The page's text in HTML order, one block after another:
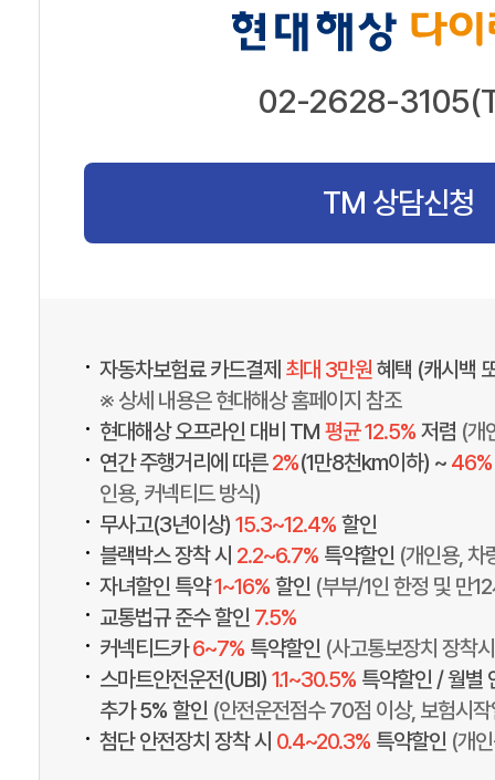
02-2628-
TM 상담신청
• 자동차보험료 카드결제 최대 3만원 혜택 (캐시백
※ 상세 내용은 현대해상 홈페이지 참조
• 현대해상 오프라인 대비 TM 평균 12.5% 저렴 (개
• 연간 주행거리에 따른2%(1만8천km이하) ~ 46%
인용, 커넥티드 방식)
• 무사고(3년이상) 15.3~12.4% 할인
• 블랙박스 장착 시 2.2~6.7% 특약할인 (개인용, 차
• 자녀할인 특약1~16% 할인 (부부/1인 한정 및 만
• 교통법규 준수 할인 7.5%
• 커넥티드카6~7% 특약할인 (사고통보장치 장착
• 스마트안전운전(UBI) 1.1~30.5% 특약할인 / 월별
추가 5% 할인 (안전운전점수 70점 이상, 보험시작
• 첨단 안전장치 장착 시 0.4~20.3% 특약할인 (개